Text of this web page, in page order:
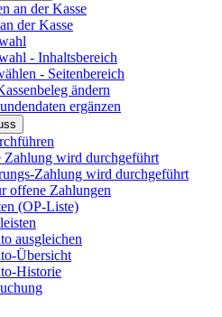
an der Kasse
der Kasse
- Inhaltsbereich
- Seitenbereich
ändern
ergänzen
Zahlung wird durchgeführt
Zahlung wird durchgeführt
offene Zahlungen
(OP-Liste)
ausgleichen
Übersicht
Historie